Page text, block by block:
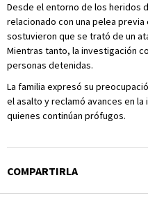
Desde el entorno de los heridos
relacionado con una pelea
sostuvieron que se trató de un
Mientras tanto, la investigación
personas detenidas.
La familia expresó su
el asalto y reclamó avances en
quienes continúan prófugos.
COMPARTIRLA